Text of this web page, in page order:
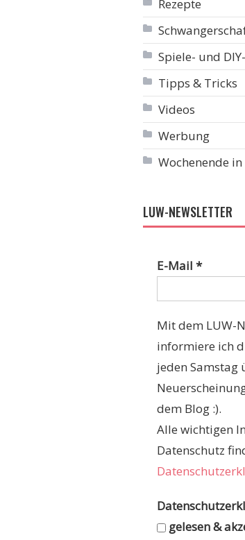
Rezepte
Spiele- und
Tipps & Tricks
Videos
Werbung
Wochenende
LUW-NEWSLETTER
E-Mail*
Mit dem LUW-
informiere ich
jeden Samstag
dem Blog :).
Alle wichtigen
Datenschutz
gelesen &